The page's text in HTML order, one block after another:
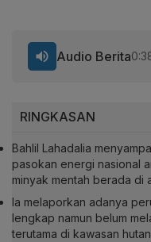
RINGKASAN
Bahlil Lahadalia
pasokan energi nasional
minyak mentah berada di
Ia melaporkan adanya
lengkap namun belum
terutama di kawasan
Audio Berita